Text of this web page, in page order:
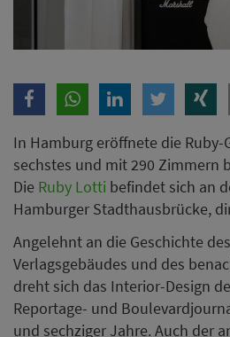
In Hamburg eröffnete die Ruby-
sechstes und mit 290 Zimmern
Die Ruby Lotti befindet sich an
Hamburger Stadthausbrücke,
Angelehnt an die Geschichte
Verlagsgebäudes und des
dreht sich das Interior-Design
Reportage- und
und sechziger Jahre. Auch der